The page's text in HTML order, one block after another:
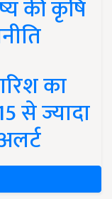
की कृषि
का
से ज्यादा